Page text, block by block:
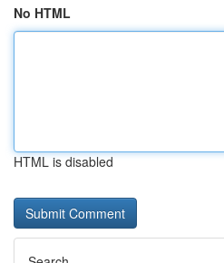
No HTML
HTML is disabled